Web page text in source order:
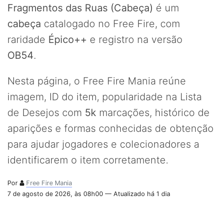
Fragmentos das Ruas (Cabeça) é um
cabeça catalogado no Free Fire, com
raridade Épico++ e registro na versão
OB54.
Nesta página, o Free Fire Mania reúne
imagem, ID do item, popularidade na Lista
de Desejos com 5k marcações, histórico de
aparições e formas conhecidas de obtenção
para ajudar jogadores e colecionadores a
identificarem o item corretamente.
Por
Free Fire Mania
7 de agosto de 2026, às 08h00 — Atualizado há 1 dia